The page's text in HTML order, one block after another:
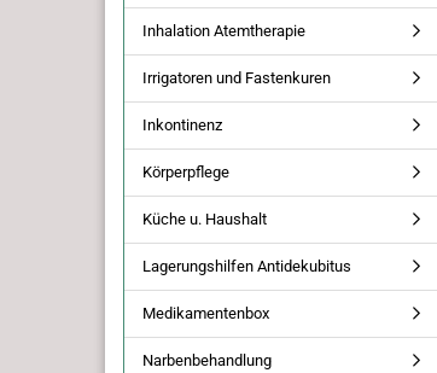
Inhalation Atemtherapie
Irrigatoren und Fastenkuren
Inkontinenz
Körperpflege
Küche u. Haushalt
Lagerungshilfen Antidekubitus
Medikamentenbox
Narbenbehandlung